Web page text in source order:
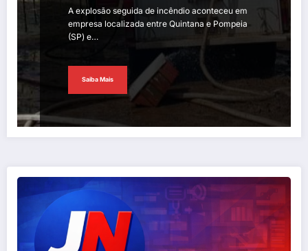
A explosão seguida de incêndio aconteceu em
empresa localizada entre Quintana e Pompeia
(SP) e…
Saiba Mais